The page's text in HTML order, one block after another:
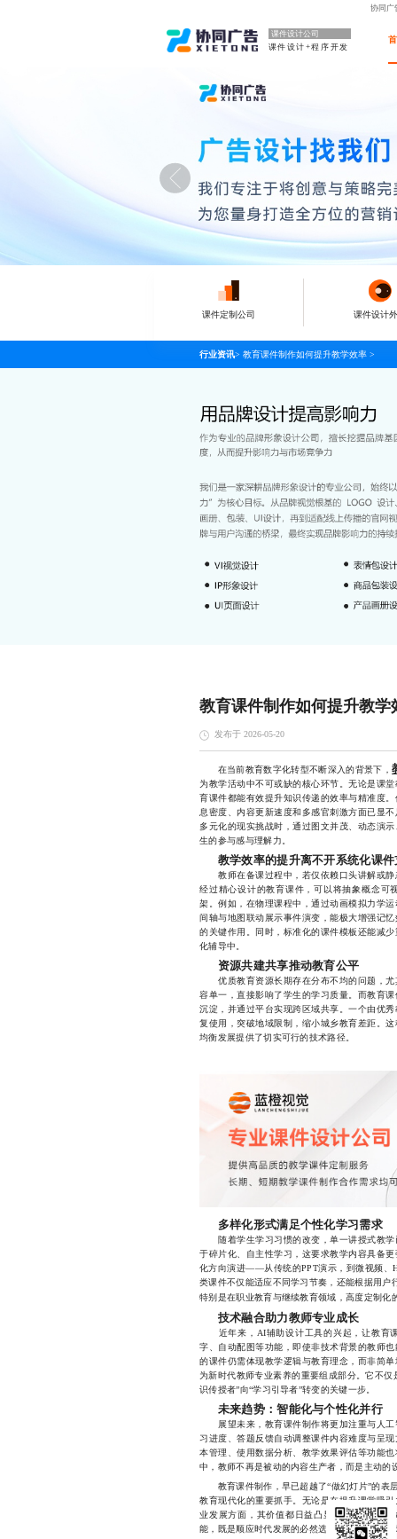
协同广
课件设计公司
课件设计+程序开发
课件定制公司 课件设计
行业资讯> 教育课件制作如何提升教学效率 >
教育课件制作如何提升教学
发布于 2026-05-20
在当前教育数字化转型不断深入的背景下，
为教学活动中不可或缺的核心环节。无论是课
育课件都能有效提升知识传递的效率与精准度
息密度、内容更新速度和多感官刺激方面已显
多元化的现实挑战时，通过图文并茂、动态演
生的参与感与理解力。
教学效率的提升离不开系统化课件
教师在备课过程中，若仅依赖口头讲解或静
经过精心设计的教育课件，可以将抽象概念可
架。例如，在物理课程中，通过动画模拟力学
间轴与地图联动展示事件演变，能极大增强记
的关键作用。同时，标准化的课件模板还能减
化辅导中。
资源共建共享推动教育公平
优质教育资源长期存在分布不均的问题，尤
容单一，直接影响了学生的学习质量。而教育
沉淀，并通过平台实现跨区域共享。一个由优
复使用，突破地域限制，缩小城乡教育差距。
均衡发展提供了切实可行的技术路径。
多样化形式满足个性化学习需求
随着学生学习习惯的改变，单一讲授式教学
于碎片化、自主性学习，这要求教学内容具备
化方向演进——从传统的PPT演示，到微视频、
类课件不仅能适应不同学习节奏，还能根据用户
特别是在职业教育与继续教育领域，高度定制化
技术融合助力教师专业成长
近年来，AI辅助设计工具的兴起，让教育
字、自动配图等功能，即使非技术背景的教师
的课件仍需体现教学逻辑与教育理念，而非简
为新时代教师专业素养的重要组成部分。它不
识传授者”向“学习引导者”转变的关键一步。
未来趋势：智能化与个性化并行
展望未来，教育课件制作将更加注重与人工
习进度、答题反馈自动调整课件内容难度与呈
本管理、使用数据分析、教学效果评估等功能
中，教师不再是被动的内容生产者，而是主动的
教育课件制作，早已超越了“做幻灯片”的表
教育现代化的重要抓手。无论是在提升课堂吸
业发展方面，其价值都日益凸显。对于每一位
能，既是顺应时代发展的必然选择，也是实现自